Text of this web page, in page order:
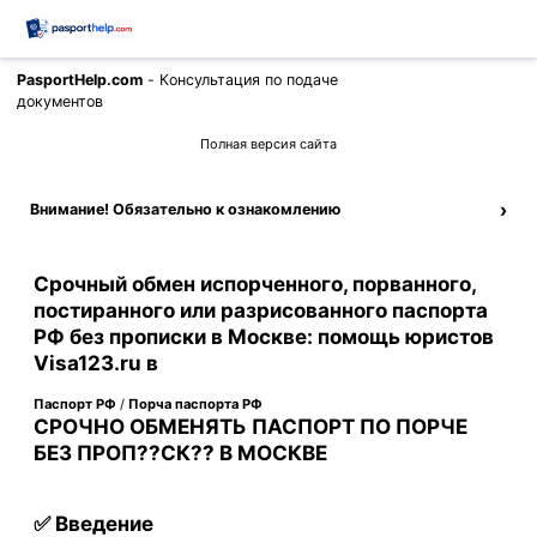
PasportHelp.com - Консультация по подаче
документов
Полная версия сайта
Внимание! Обязательно к ознакомлению ›
Срочный обмен испорченного, порванного,
постиранного или разрисованного паспорта
РФ без прописки в Москве: помощь юристов
Visa123.ru в
Паспорт РФ / Порча паспорта РФ
СРОЧНО ОБМЕНЯТЬ ПАСПОРТ ПО ПОРЧЕ
БЕЗ ПРОП??СК?? В МОСКВЕ
✅ Введение